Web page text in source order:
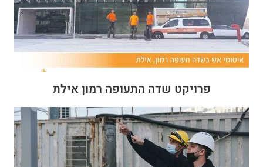
פרויקט שדה התעופה רמון אילת